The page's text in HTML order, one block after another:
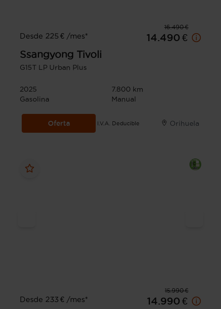
16.490 €
Desde 225 € /mes*
14.490 €
Ssangyong Tivoli
G15T LP Urban Plus
2025
7.800 km
Gasolina
Manual
Oferta I.V.A. Deducible Orihuela
15.990 €
Desde 233 € /mes*
14.990 €